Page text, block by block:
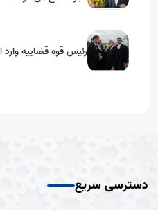
رئیس قوه قضاییه
دسترسی سریع